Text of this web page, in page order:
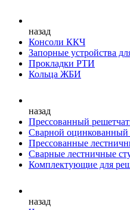
назад
Консоли ККЧ
Запорные устройства
Прокладки РТИ
Кольца ЖБИ
назад
Прессованный
Сварной оцинкованный
Прессованные
Сварные лестничные
Комплектующие для
назад